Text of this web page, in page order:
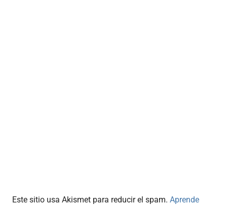
Este sitio usa Akismet para reducir el spam. Aprende